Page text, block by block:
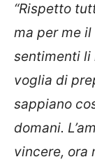
“Rispetto
ma per me
sentimenti li
voglia di
sappiano
domani.
vincere, ora